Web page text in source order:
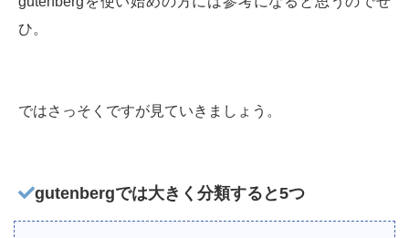
ひ。
ではさっそくですが見ていきましょう。
gutenbergでは大きく分類すると5つ